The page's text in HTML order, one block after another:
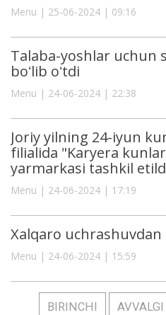
Menu | 25-06-2024 | 09:16
Talaba-yoshlar uchun
boʻlib oʻtdi
Menu | 24-06-2024 | 22:38
Joriy yilning 24-iyun
filialida "Karyera
yarmarkasi tashkil
Menu | 24-06-2024 | 17:19
Xalqaro
Menu | 24-06-2024 | 15:59
BIRINCHI AVVALGI